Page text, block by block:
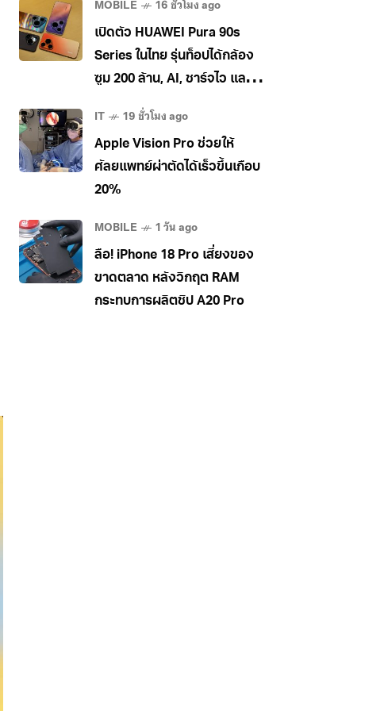
MOBILE 16 ชั่วโมง ago
เปิดตัว HUAWEI Pura 90s
Series ในไทย รุ่นท็อปได้กล้อง
ซูม 200 ล้าน, AI, ชาร์จไว และใช้
IT 19 ชั่วโมง ago
Apple Vision Pro ช่วยให้
ศัลยแพทย์ผ่าตัดได้เร็วขึ้นเกือบ
20%
MOBILE 1 วัน ago
ลือ! iPhone 18 Pro เสี่ยงของ
ขาดตลาด หลังวิกฤต RAM
กระทบการผลิตชิป A20 Pro